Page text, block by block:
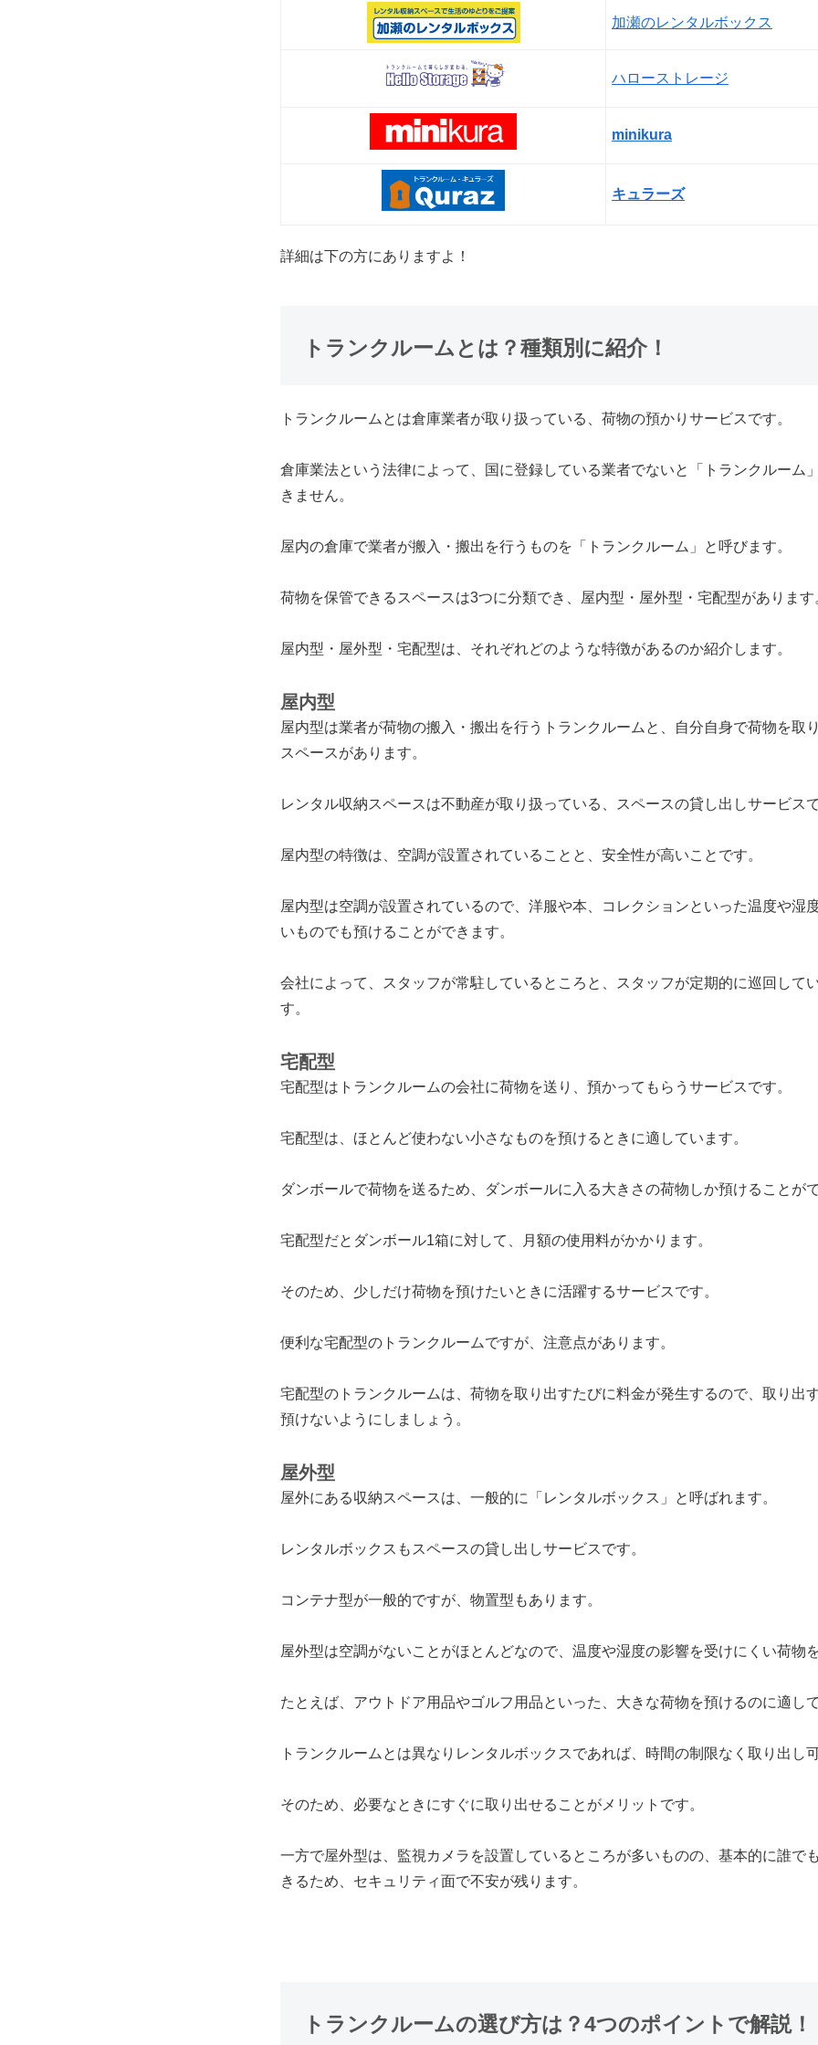
加瀬のレンタルボックス
ハローストレージ
minikura
キュラーズ
詳細は下の方にありますよ！
トランクルームとは？種類別に紹介！
トランクルームとは倉庫業者が取り扱っている、荷物の預かりサービスです。
倉庫業法という法律によって、国に登録している業者でないと「トランクルーム
きません。
屋内の倉庫で業者が搬入・搬出を行うものを「トランクルーム」と呼びます。
荷物を保管できるスペースは3つに分類でき、屋内型・屋外型・宅配型があります
屋内型・屋外型・宅配型は、それぞれどのような特徴があるのか紹介します。
屋内型
屋内型は業者が荷物の搬入・搬出を行うトランクルームと、自分自身で荷物を取
スペースがあります。
レンタル収納スペースは不動産が取り扱っている、スペースの貸し出しサービスで
屋内型の特徴は、 空調が設置されていることと、安全性が高いこと です。
屋内型は空調が設置されているので、洋服や本、コレクションといった温度や湿
いものでも預けることができます。
会社によって、スタッフが常駐しているところと、スタッフが定期的に巡回して
す。
宅配型
宅配型は トランクルームの会社に荷物を送り、預かってもらうサービスです。
宅配型は、ほとんど使わない小さなものを預けるときに適しています。
ダンボールで荷物を送るため、ダンボールに入る大きさの荷物しか預けることが
宅配型だとダンボール1箱に対して、月額の使用料がかかります。
そのため、 少しだけ荷物を預けたいときに活躍するサービスです。
便利な宅配型のトランクルームですが、注意点があります。
宅配型のトランクルームは、荷物を取り出すたびに料金が発生するので、取り出
預けないようにしましょう。
屋外型
屋外にある収納スペースは、一般的に「レンタルボックス」と呼ばれます。
レンタルボックスもスペースの貸し出しサービスです。
コンテナ型が一般的ですが、物置型もあります。
屋外型は空調がないことがほとんどなので、温度や湿度の影響を受けにくい荷物
たとえば、アウトドア用品やゴルフ用品といった、大きな荷物を預けるのに適して
トランクルームとは異なりレンタルボックスであれば、時間の制限なく取り出し可
そのため、必要なときにすぐに取り出せることがメリットです。
一方で屋外型は、監視カメラを設置しているところが多いものの、基本的に誰で
きるため、セキュリティ面で不安が残ります。
トランクルームの選び方は？4つのポイントで解説！